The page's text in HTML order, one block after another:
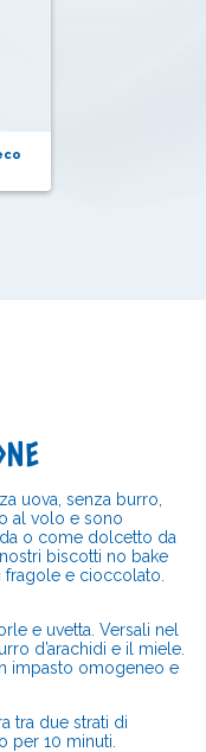
uova, senza burro,
al volo e sono
o come dolcetto da
biscotti no bake
e cioccolato.
e uvetta. Versali nel
d’arachidi e il miele.
impasto omogeneo e
tra due strati di
per 10 minuti.